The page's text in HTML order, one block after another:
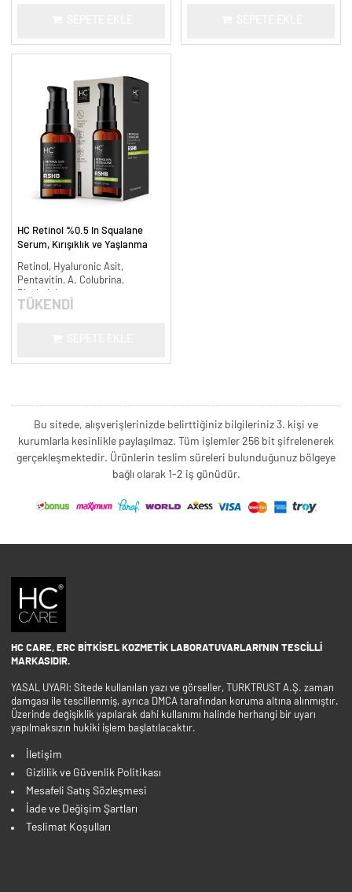
HC Retinol %0.5 In Squalane
Serum, Kırışıklık ve Yaşlanma
Retinol, Hyaluronic Asit,
Pentavitin, A. Colubrina,
Bisabolol
TÜKENDİ
Bu sitede, alışverişlerinizde belirttiğiniz bilgileriniz 3. kişi ve
kurumlarla kesinlikle paylaşılmaz. Tüm işlemler 256 bit şifrelenerek
gerçekleşmektedir. Ürünlerin teslim süreleri bulunduğunuz bölgeye
bağlı olarak 1-2 iş günüdür.
HC CARE, ERC BITKISEL KOZMETIK LABORATUVARLARI'NIN TESCILLI
MARKASIDIR.
YASAL UYARI: Sitede kullanılan yazı ve görseller, TURKTRUST A.Ş. zaman
damgası ile tescillenmiş, ayrıca DMCA tarafından koruma altına alınmıştır.
Üzerinde değişiklik yapılarak dahi kullanımı halinde herhangi bir uyarı
yapılmaksızın hukiki işlem başlatılacaktır.
İletişim
Gizlilik ve Güvenlik Politikası
Mesafeli Satış Sözleşmesi
İade ve Değişim Şartları
Teslimat Koşulları